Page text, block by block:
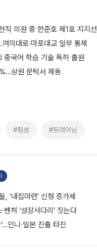
의원 중 한준호 제1호 지지
의대로·마포대교 일부 통제
중국어 학습 기술 특허 출원
상원 문턱서 제동
#횡성 #트레이닝
‘내집마련’ 신청 증가세
처 ‘성장사다리’ 짓는다
인니·일본 진출 타진